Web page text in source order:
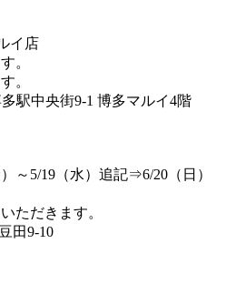
イ店
。
。
駅中央街9-1 博多マルイ4階
～5/19（水）追記⇒6/20（日）
ただきます。
田9-10